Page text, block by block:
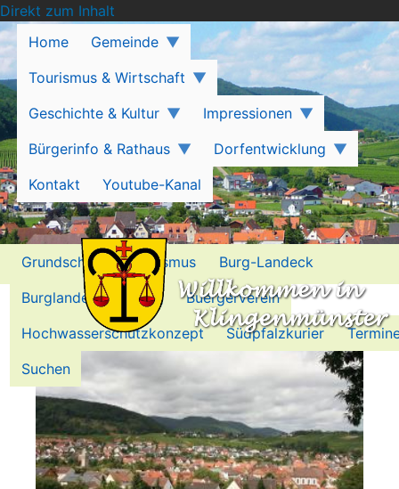
Direkt zum Inhalt
Home
Gemeinde
Tourismus & Wirtschaft
Geschichte & Kultur
Impressionen
Bürgerinfo & Rathaus
Dorfentwicklung
Kontakt
Youtube-Kanal
Grundschule Tourismus
Burg-Landeck
Burglandeck-Stiftung
Buergerverein
Hochwasserschutzkonzept
Südpfalzkurier
Suchen
Kerwe